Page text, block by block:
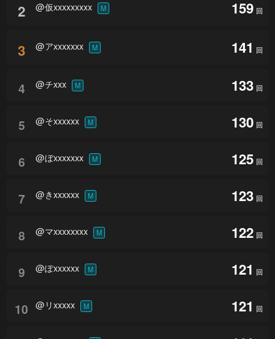
2 @仮xxxxxxxxx M 159 回
3 @アxxxxxxx M 141 回
4 @チxxx M 133 回
5 @そxxxxxx M 130 回
6 @ぼxxxxxxx M 125 回
7 @きxxxxxx M 123 回
8 @マxxxxxxxx M 122 回
9 @ぽxxxxxx M 121 回
10 @リxxxxx M 121 回